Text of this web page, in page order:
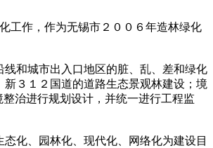
工作，作为无锡市２００６年造林绿化
和城市出入口地区的脏、乱、差和绿化
３１２国道的道路生态景观林建设；境
治进行规划设计，并统一进行工程监
化、园林化、现代化、网络化为建设目